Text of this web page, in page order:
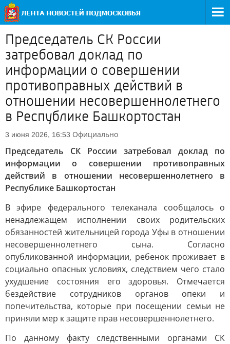
Председатель СК России
затребовал доклад по
информации о совершении
противоправных действий в
отношении несовершеннолетнего
в Республике Башкортостан
3 июня 2026, 16:53 Официально
Председатель СК России затребовал доклад по
информации о совершении противоправных
действий в отношении несовершеннолетнего в
Республике Башкортостан
В эфире федерального телеканала сообщалось о
ненадлежащем исполнении своих родительских
обязанностей жительницей города Уфы в отношении
несовершеннолетнего сына. Согласно
опубликованной информации, ребенок проживает в
социально опасных условиях, следствием чего стало
ухудшение состояния его здоровья. Отмечается
бездействие сотрудников органов опеки и
попечительства, которые при посещении семьи не
приняли мер к защите прав несовершеннолетнего.
По данному факту следственными органами СК